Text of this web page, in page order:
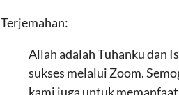
Terjemahan:
Allah adalah Tuhanku dan
sukses melalui Zoom.
kami juga untuk